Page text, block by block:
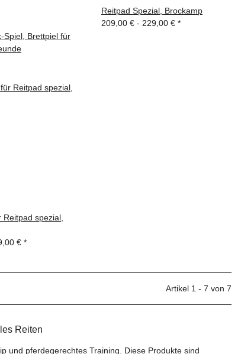
Spiel, Brettpiel für
Reitpad Spezial, Brockamp
209,00 € - 229,00 € *
spezial,
€ *
Artikel 1 - 7 von 7
Reiten
und pferdegerechtes Training. Diese Produkte sind